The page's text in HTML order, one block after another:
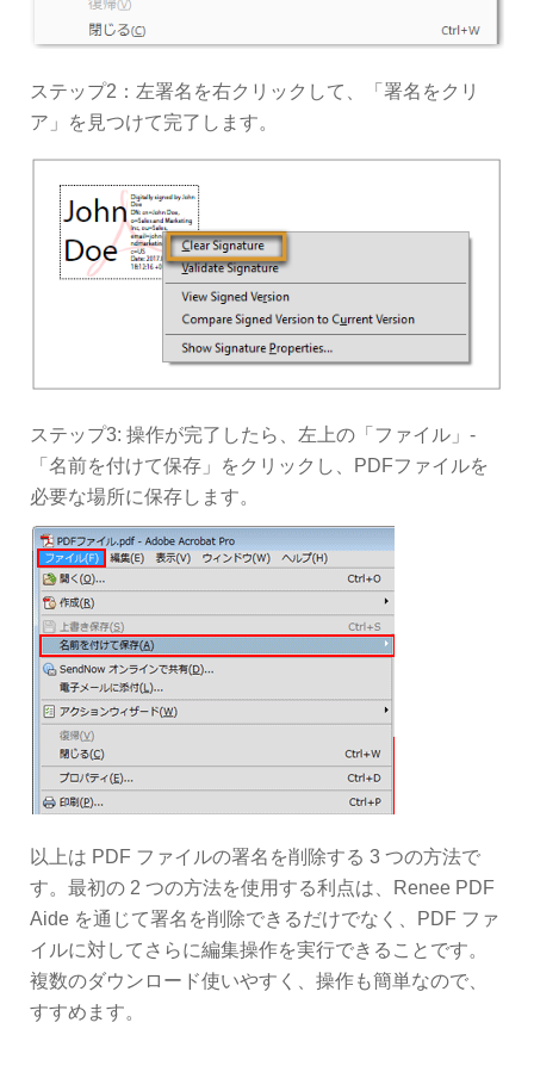
ステップ2：左署名を右クリックして、「署名をクリ
ア」を見つけて完了します。
ステップ3: 操作が完了したら、左上の「ファイル」-
「名前を付けて保存」をクリックし、PDFファイルを
必要な場所に保存します。
以上は PDF ファイルの署名を削除する 3 つの方法で
す。最初の 2 つの方法を使用する利点は、Renee PDF
Aide を通じて署名を削除できるだけでなく、PDF ファ
イルに対してさらに編集操作を実行できることです。
複数のダウンロード使いやすく、操作も簡単なので、
すすめます。